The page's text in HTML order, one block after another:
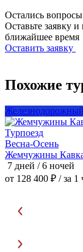
Остались
Оставьте заявку
ближайшее время
Оставить заявку
Похожие
Турпоезд
Весна-Осень
Жемчужины
7 дней / 6 ночей
от 128 400 ₽ / за 1